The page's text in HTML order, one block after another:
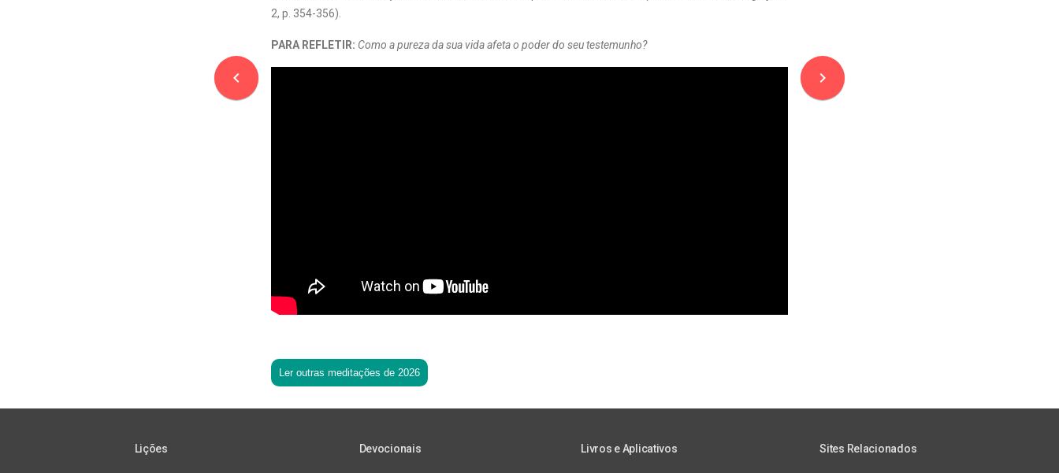
navigate_before
2, p. 354-356).
PARA REFLETIR: Como a pureza da sua vida afeta o poder do seu testemunho?
Ler outras meditações de 2026
navigate_next
Lições Devocionais Livros e Aplicativos Sites Relacionados